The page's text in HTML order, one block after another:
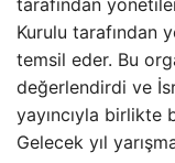
tarafından
Kurulu tarafından
temsil eder. Bu
değerlendirdi ve
yayıncıyla birlikte
Gelecek yıl